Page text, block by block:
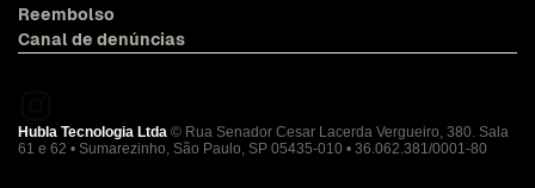
Reembolso
Canal de denúncias
Hubla Tecnologia Ltda © Rua Senador Cesar Lacerda Vergueiro, 380. Sala
61 e 62 • Sumarezinho, São Paulo, SP 05435-010 • 36.062.381/0001-80